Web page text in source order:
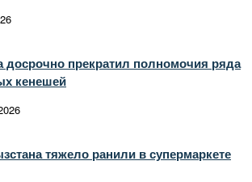
досрочно прекратил полномочия ряда
кенешей
тяжело ранили в супермаркете